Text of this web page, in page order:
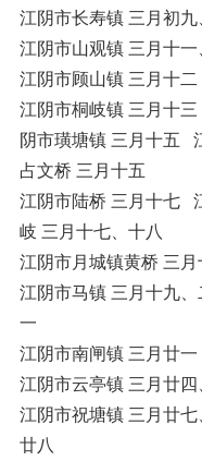
江阴市长寿镇 三月初
江阴市山观镇 三月十一
江阴市顾山镇 三月十
江阴市桐岐镇 三月十
阴市璜塘镇 三月十五
占文桥 三月十五
江阴市陆桥 三月十七
岐 三月十七、十八
江阴市月城镇黄桥 三月
江阴市马镇 三月十九
一
江阴市南闸镇 三月廿一
江阴市云亭镇 三月廿
江阴市祝塘镇 三月廿
廿八